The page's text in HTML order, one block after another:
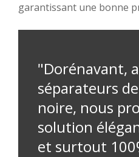
garantissant une bonne
"Dorénavant,
séparateurs
noire, nous
solution
et surtout